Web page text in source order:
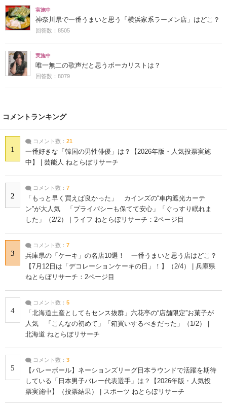
実施中
神奈川県で一番うまいと思う「横浜家系ラーメン店」はどこ？
回答数：8505
実施中
唯一無二の歌声だと思うボーカリストは？
回答数：8079
コメントランキング
1
コメント数： 21
一番好きな「韓国の男性俳優」は？【2026年版・人気投票実施
中】 | 芸能人 ねとらぼリサーチ
2
コメント数： 7
「もっと早く買えば良かった」 カインズの“車内遮光カーテ
ン”が大人気 「プライバシーも保てて安心」「ぐっすり眠れま
した」（2/2） | ライフ ねとらぼリサーチ：2ページ目
3
コメント数： 7
兵庫県の「ケーキ」の名店10選！ 一番うまいと思う店はどこ？
【7月12日は「デコレーションケーキの日」！】（2/4） | 兵庫県
ねとらぼリサーチ：2ページ目
4
コメント数： 5
「北海道土産としてもセンス抜群」六花亭の“店舗限定”お菓子が
人気 「こんなの初めて」「箱買いするべきだった」（1/2） |
北海道 ねとらぼリサーチ
5
コメント数： 3
【バレーボール】ネーションズリーグ日本ラウンドで活躍を期待
している「日本男子バレー代表選手」は？【2026年版・人気投
票実施中】（投票結果） | スポーツ ねとらぼリサーチ